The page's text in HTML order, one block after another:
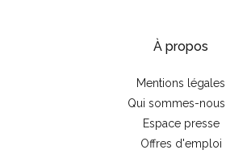
À propos
Mentions légales
Qui sommes-nous
Espace presse
Offres d'emploi